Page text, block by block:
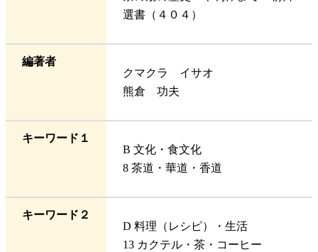
選書（４０４）
編著者
クマクラ イサオ
熊倉 功夫
キーワード１
B 文化・食文化
8 茶道・華道・香道
キーワード２
D 料理（レシピ）・生活
13 カクテル・茶・コーヒー